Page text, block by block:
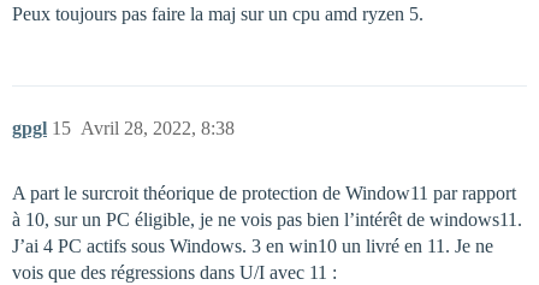
Peux toujours pas faire la maj sur un cpu amd ryzen 5.
gpgl Avril 28, 2022, 8:38
15
A part le surcroit théorique de protection de Window11 par rapport
à 10, sur un PC éligible, je ne vois pas bien l’intérêt de windows11.
J’ai 4 PC actifs sous Windows. 3 en win10 un livré en 11. Je ne
vois que des régressions dans U/I avec 11 :